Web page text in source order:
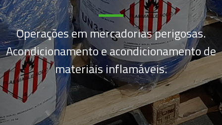
Operações em mercadorias perigosas.
Acondicionamento e acondicionamento de
materiais inflamáveis.